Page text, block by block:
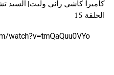
كاميرا كاشي راني وليت| السيد
الحلقة 15
watch?v=tmQaQuu0VYo